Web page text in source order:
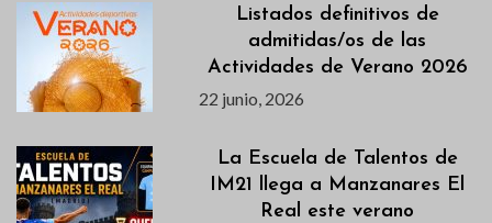
Listados definitivos de
admitidas/os de las
Actividades de Verano 2026
22 junio, 2026
La Escuela de Talentos de
IM21 llega a Manzanares El
Real este verano